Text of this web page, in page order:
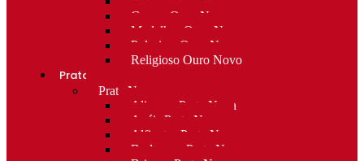
Cruzes Ouro Novo
Medalhas Ouro Novo
Pulseiras Ouro Novo
Religioso Ouro Novo
Prata
Prata Nova
Alianças Prata Nova
Anéis Prata Nova
Alfinetes Prata Nova
Berloques Prata Nova